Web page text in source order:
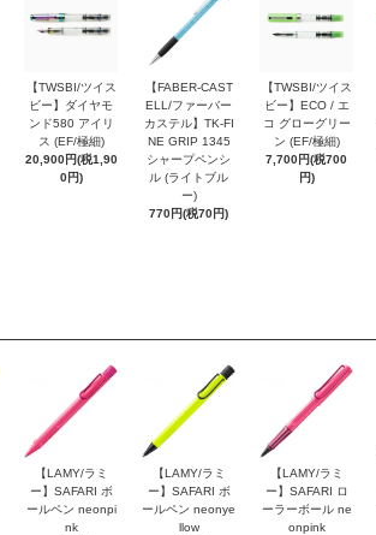
【TWSBI/ツイス
ビー】ダイヤモ
ンド580 アイリ
ス (EF/極細)
20,900円(税1,90
0円)
【FABER-CAST
ELL/ファーバー
カステル】TK-FI
NE GRIP 1345
シャープペンシ
ル (ライトブル
ー)
770円(税70円)
【TWSBI/ツイス
ビー】ECO / エ
コ グローグリー
ン (EF/極細)
7,700円(税700
円)
【LAMY/ラミ
ー】SAFARI ボ
ールペン neonpi
nk
【LAMY/ラミ
ー】SAFARI ボ
ールペン neonye
llow
【LAMY/ラミ
ー】SAFARI ロ
ーラーボール ne
onpink